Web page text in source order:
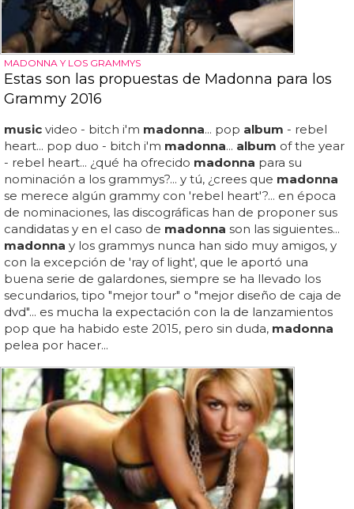
MADONNA Y LOS GRAMMYS
Estas son las propuestas de Madonna para los
Grammy 2016
music video - bitch i'm madonna... pop album - rebel
heart... pop duo - bitch i'm madonna... album of the year
- rebel heart... ¿qué ha ofrecido madonna para su
nominación a los grammys?... y tú, ¿crees que madonna
se merece algún grammy con 'rebel heart'?... en época
de nominaciones, las discográficas han de proponer sus
candidatas y en el caso de madonna son las siguientes...
madonna y los grammys nunca han sido muy amigos, y
con la excepción de 'ray of light', que le aportó una
buena serie de galardones, siempre se ha llevado los
secundarios, tipo "mejor tour" o "mejor diseño de caja de
dvd"... es mucha la expectación con la de lanzamientos
pop que ha habido este 2015, pero sin duda, madonna
pelea por hacer...